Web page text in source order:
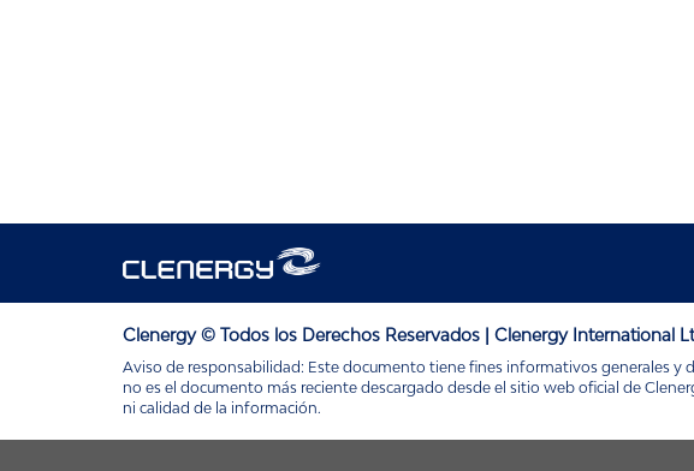
Clenergy © Todos los Derechos Reservados | Clenergy International
Aviso de responsabilidad: Este documento tiene fines informativos generales y
no es el documento más reciente descargado desde el sitio web oficial de
ni calidad de la información.